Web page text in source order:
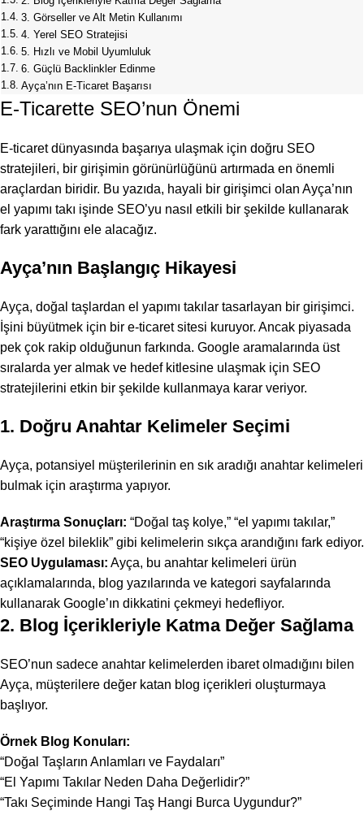
3. Görseller ve Alt Metin Kullanımı
4. Yerel SEO Stratejisi
5. Hızlı ve Mobil Uyumluluk
6. Güçlü Backlinkler Edinme
Ayça’nın E-Ticaret Başarısı
E-Ticarette SEO’nun Önemi
E-ticaret dünyasında başarıya ulaşmak için doğru SEO
stratejileri, bir girişimin görünürlüğünü artırmada en önemli
araçlardan biridir. Bu yazıda, hayali bir girişimci olan Ayça’nın
el yapımı takı işinde SEO’yu nasıl etkili bir şekilde kullanarak
fark yarattığını ele alacağız.
Ayça’nın Başlangıç Hikayesi
Ayça, doğal taşlardan el yapımı takılar tasarlayan bir girişimci.
İşini büyütmek için bir e-ticaret sitesi kuruyor. Ancak piyasada
pek çok rakip olduğunun farkında. Google aramalarında üst
sıralarda yer almak ve hedef kitlesine ulaşmak için SEO
stratejilerini etkin bir şekilde kullanmaya karar veriyor.
1. Doğru Anahtar Kelimeler Seçimi
Ayça, potansiyel müşterilerinin en sık aradığı anahtar kelimeleri
bulmak için araştırma yapıyor.
Araştırma Sonuçları: “Doğal taş kolye,” “el yapımı takılar,”
“kişiye özel bileklik” gibi kelimelerin sıkça arandığını fark ediyor.
SEO Uygulaması: Ayça, bu anahtar kelimeleri ürün
açıklamalarında, blog yazılarında ve kategori sayfalarında
kullanarak Google’ın dikkatini çekmeyi hedefliyor.
2. Blog İçerikleriyle Katma Değer Sağlama
SEO’nun sadece anahtar kelimelerden ibaret olmadığını bilen
Ayça, müşterilere değer katan blog içerikleri oluşturmaya
başlıyor.
Örnek Blog Konuları:
“Doğal Taşların Anlamları ve Faydaları”
“El Yapımı Takılar Neden Daha Değerlidir?”
“Takı Seçiminde Hangi Taş Hangi Burca Uygundur?”